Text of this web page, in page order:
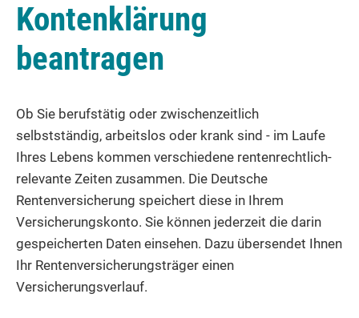
Kontenklärung
beantragen
Ob Sie berufstätig oder zwischenzeitlich
selbstständig, arbeitslos oder krank sind - im Laufe
Ihres Lebens kommen verschiedene rentenrechtlich-
relevante Zeiten zusammen. Die Deutsche
Rentenversicherung speichert diese in Ihrem
Versicherungskonto. Sie können jederzeit die darin
gespeicherten Daten einsehen. Dazu übersendet Ihnen
Ihr Rentenversicherungsträger einen
Versicherungsverlauf.